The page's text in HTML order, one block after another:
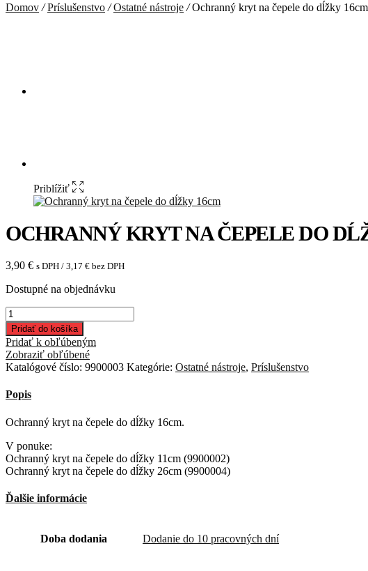
Domov / Príslušenstvo / Ostatné nástroje /Ochranný kryt na čepele do dĺžky 16cm
Priblížiť
OCHRANNÝ KRYT NA ČEPELE DO
3,90 € s DPH / 3,17 € bez DPH
Dostupné na objednávku
množstvo
Ochranný
kryt
na
čepele
do
dĺžky
16cm
Pridať do košíka
Pridať k obľúbeným
Zobraziť obľúbené
Katalógové číslo: 9900003 Kategórie: Ostatné nástroje, Príslušenstvo
Popis
Ochranný kryt na čepele do dĺžky 16cm.
V ponuke:
Ochranný kryt na čepele do dĺžky 11cm (9900002)
Ochranný kryt na čepele do dĺžky 26cm (9900004)
Ďalšie informácie
Doba dodania Dodanie do 10 pracovných dní